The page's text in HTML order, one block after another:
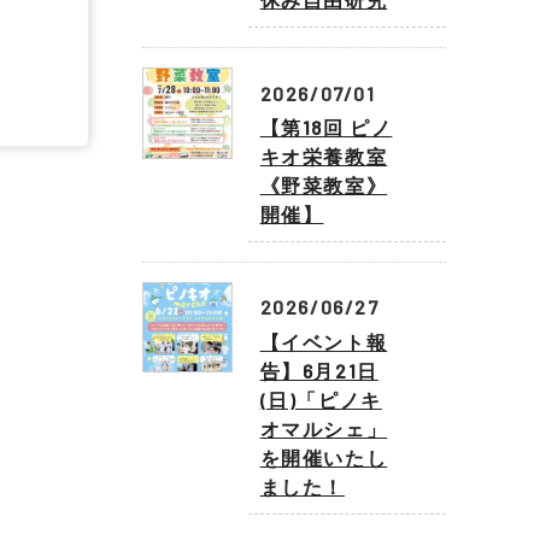
2026/07/01
【第18回 ピノ
キオ栄養教室
《野菜教室》
開催】
2026/06/27
【イベント報
告】6月21日
(日)「ピノキ
オマルシェ」
を開催いたし
ました！